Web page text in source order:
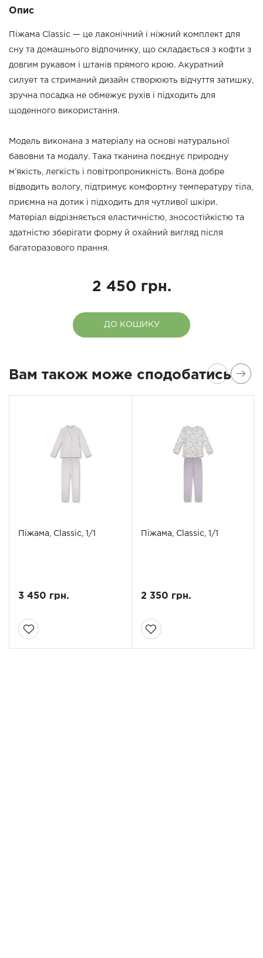
Опис
Піжама Classic — це лаконічний і ніжний комплект для
сну та домашнього відпочинку, що складається з кофти з
довгим рукавом і штанів прямого крою. Акуратний
силует та стриманий дизайн створюють відчуття затишку,
зручна посадка не обмежує рухів і підходить для
щоденного використання.
Модель виконана з матеріалу на основі натуральної
бавовни та модалу. Така тканина поєднує природну
м’якість, легкість і повітропроникність. Вона добре
відводить вологу, підтримує комфортну температуру тіла,
приємна на дотик і підходить для чутливої шкіри.
Матеріал відрізняється еластичністю, зносостійкістю та
здатністю зберігати форму й охайний вигляд після
багаторазового прання.
2 450 грн.
ДО КОШИКУ
Вам також може сподобатись
Піжама, Classic, 1/1
3 450 грн.
Піжама, Classic, 1/1
2 350 грн.